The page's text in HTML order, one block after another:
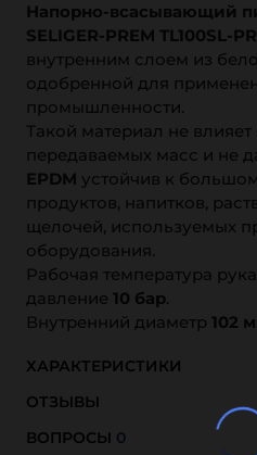
Напорно-всасывающий
SELIGER-PREM TL100SL-
внутренним слоем из
одобренной для
промышленности.
Такой материал не влияет
передаваемых масс и не
EPDM устойчив к
продуктов, напитков,
щелочей, используемых
оборудования.
Рабочая температура
давление 10 бар.
Внутренний диаметр 102
ХАРАКТЕРИСТИКИ
ОТЗЫВЫ
ВОПРОСЫ 0